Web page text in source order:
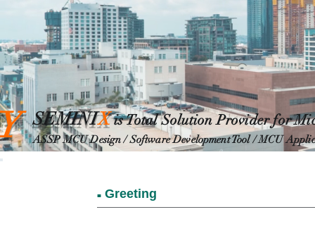
SEMINIXis Total Solution Provider for
ASSP MCU Design / Software Development Tool / MCU
■ Greeting